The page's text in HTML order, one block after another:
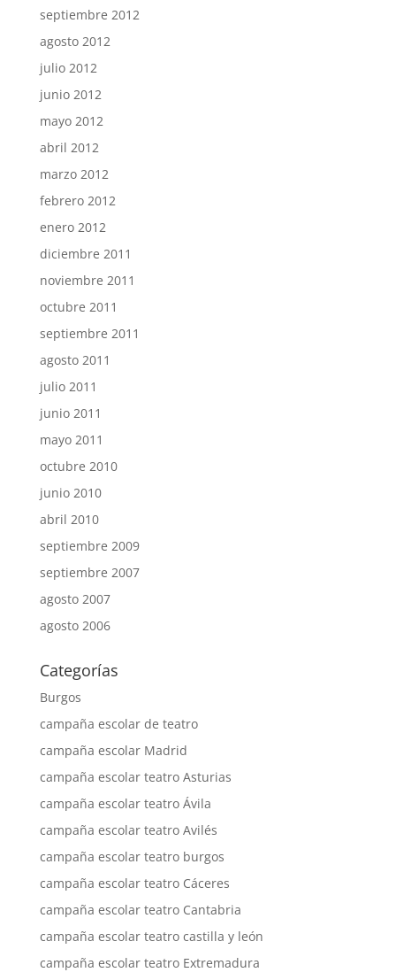
septiembre 2012
agosto 2012
julio 2012
junio 2012
mayo 2012
abril 2012
marzo 2012
febrero 2012
enero 2012
diciembre 2011
noviembre 2011
octubre 2011
septiembre 2011
agosto 2011
julio 2011
junio 2011
mayo 2011
octubre 2010
junio 2010
abril 2010
septiembre 2009
septiembre 2007
agosto 2007
agosto 2006
Categorías
Burgos
campaña escolar de teatro
campaña escolar Madrid
campaña escolar teatro Asturias
campaña escolar teatro Ávila
campaña escolar teatro Avilés
campaña escolar teatro burgos
campaña escolar teatro Cáceres
campaña escolar teatro Cantabria
campaña escolar teatro castilla y león
campaña escolar teatro Extremadura